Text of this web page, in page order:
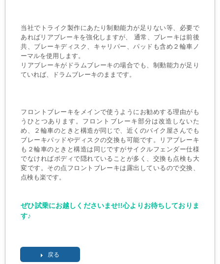
当社でトライク製作にあたり制動能力が足りない等、必要で
あればリアブレーキを強化しますが、 通常、ブレーキは前後
共、ブレーキディスク、キャリパー、パッドも含め２輪車ノ
ーマルを使用します。
リアブレーキがドラムブレーキの場合でも、制動能力が足り
ていれば、ドラムブレーキのままです。
フロントブレーキをメインで使うようにお勧めする理由がも
うひとつあります。フロントブレーキ部分は改造しないた
め、２輪車のときと構造が同じで、近くのバイク屋さんでも
ブレーキパッドやディスクの交換も可能です。リアブレーキ
も２輪車のときと構造は同じですがサイクルフェンダー仕様
でなければボディで隠れていることが多く、交換も点検も大
変です。その点フロントブレーキは露出しているので交換、
点検も楽です。
ぜひ試乗にお越しくださいませ!!心よりお待ちしておりま
す♪
戻る